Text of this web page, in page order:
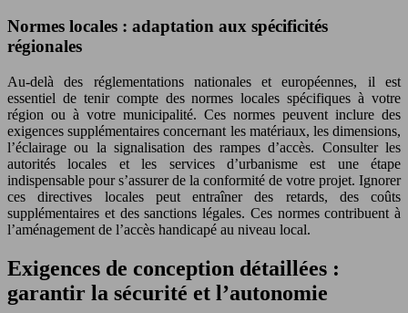
Normes locales : adaptation aux spécificités
régionales
Au-delà des réglementations nationales et européennes, il est
essentiel de tenir compte des normes locales spécifiques à votre
région ou à votre municipalité. Ces normes peuvent inclure des
exigences supplémentaires concernant les matériaux, les dimensions,
l’éclairage ou la signalisation des rampes d’accès. Consulter les
autorités locales et les services d’urbanisme est une étape
indispensable pour s’assurer de la conformité de votre projet. Ignorer
ces directives locales peut entraîner des retards, des coûts
supplémentaires et des sanctions légales. Ces normes contribuent à
l’aménagement de l’accès handicapé au niveau local.
Exigences de conception détaillées :
garantir la sécurité et l’autonomie